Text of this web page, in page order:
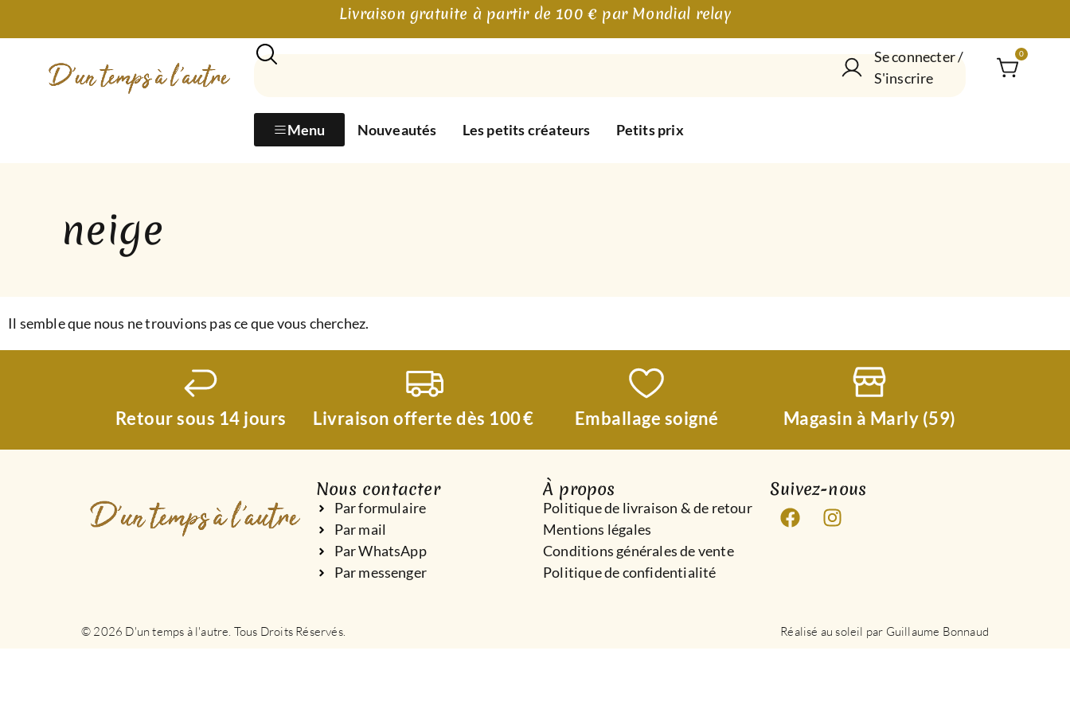
Livraison gratuite à partir de 100 € par Mondial relay
Menu Nouveautés Les petits créateurs Petits prix
Se connecter /
S'inscrire
0
neige
Il semble que nous ne trouvions pas ce que vous cherchez.
Retour sous 14 jours Livraison offerte dès 100 € Emballage soigné Magasin à Marly (59)
Nous contacter
Par formulaire
Par mail
Par WhatsApp
Par messenger
À propos
Politique de livraison & de retour
Mentions légales
Conditions générales de vente
Politique de confidentialité
Suivez-nous
© 2026 D'un temps à l'autre. Tous Droits Réservés. Réalisé au soleil par Guillaume Bonnaud